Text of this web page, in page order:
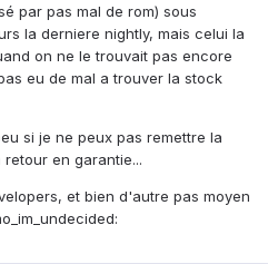
par pas mal de rom) sous
la derniere nightly, mais celui la
on ne le trouvait pas encore
eu de mal a trouver la stock
si je ne peux pas remettre la
en garantie...
et bien d'autre pas moyen